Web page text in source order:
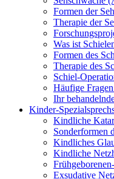
Formen der
Therapie der
Was ist
Formen des
Therapie des
Schiel-
Häufige
Ihr
Kinder-
Kindliche
Sonderformen
Kindliches
Kindliche
Exsudative